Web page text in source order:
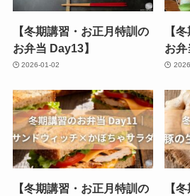
【冬期講習・お正月特訓の
お弁当 Day13】
2026-01-02
【
お弁
【冬期講習・お正月特訓の
【